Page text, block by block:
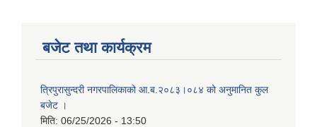
बजेट तथा कार्यक्रम
त्रिपुरासुन्दरी नगरपालिकाको आ.ब.२०८३।०८४ को अनुमानित कुल
बजेट ।
मिति: 06/25/2026 - 13:50